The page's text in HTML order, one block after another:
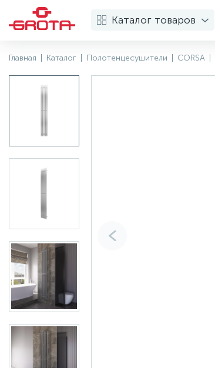
Каталог товаров
Главная Каталог Полотенцесушители CORSA